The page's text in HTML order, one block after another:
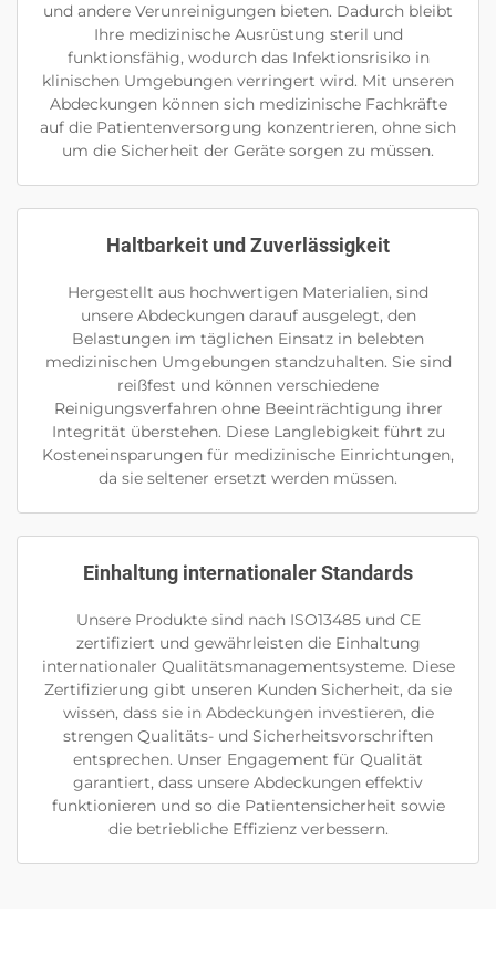
und andere Verunreinigungen bieten. Dadurch bleibt
Ihre medizinische Ausrüstung steril und
funktionsfähig, wodurch das Infektionsrisiko in
klinischen Umgebungen verringert wird. Mit unseren
Abdeckungen können sich medizinische Fachkräfte
auf die Patientenversorgung konzentrieren, ohne sich
um die Sicherheit der Geräte sorgen zu müssen.
Haltbarkeit und Zuverlässigkeit
Hergestellt aus hochwertigen Materialien, sind
unsere Abdeckungen darauf ausgelegt, den
Belastungen im täglichen Einsatz in belebten
medizinischen Umgebungen standzuhalten. Sie sind
reißfest und können verschiedene
Reinigungsverfahren ohne Beeinträchtigung ihrer
Integrität überstehen. Diese Langlebigkeit führt zu
Kosteneinsparungen für medizinische Einrichtungen,
da sie seltener ersetzt werden müssen.
Einhaltung internationaler Standards
Unsere Produkte sind nach ISO13485 und CE
zertifiziert und gewährleisten die Einhaltung
internationaler Qualitätsmanagementsysteme. Diese
Zertifizierung gibt unseren Kunden Sicherheit, da sie
wissen, dass sie in Abdeckungen investieren, die
strengen Qualitäts- und Sicherheitsvorschriften
entsprechen. Unser Engagement für Qualität
garantiert, dass unsere Abdeckungen effektiv
funktionieren und so die Patientensicherheit sowie
die betriebliche Effizienz verbessern.